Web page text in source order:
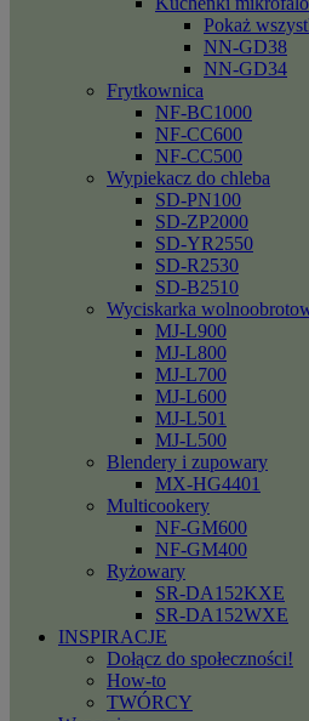
Pokaż
NN-GD38
NN-GD34
Frytkownica
NF-BC1000
NF-CC600
NF-CC500
Wypiekacz do chleba
SD-PN100
SD-ZP2000
SD-YR2550
SD-R2530
SD-B2510
Wyciskarka
MJ-L900
MJ-L800
MJ-L700
MJ-L600
MJ-L501
MJ-L500
Blendery i zupowary
MX-HG4401
Multicookery
NF-GM600
NF-GM400
Ryżowary
SR-DA152KXE
SR-DA152WXE
INSPIRACJE
Dołącz do społeczności!
How-to
TWÓRCY